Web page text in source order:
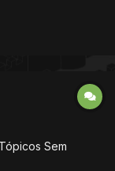
Tópicos Sem